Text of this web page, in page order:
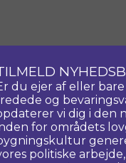
du ejer af eller
og
vi dig i den
for områdets
politiske